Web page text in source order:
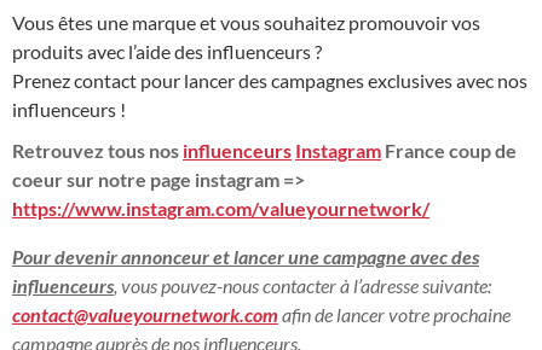
Vous êtes une marque et vous souhaitez promouvoir vos
produits avec l’aide des influenceurs ?
Prenez contact pour lancer des campagnes exclusives avec nos
influenceurs !
Retrouvez tous nos influenceurs Instagram France coup de
coeur sur notre page instagram =>
https://www.instagram.com/valueyournetwork/
Pour devenir annonceur et lancer une campagne avec des
influenceurs, vous pouvez-nous contacter à l’adresse suivante:
contact@valueyournetwork.com afin de lancer votre prochaine
campagne auprès de nos influenceurs.